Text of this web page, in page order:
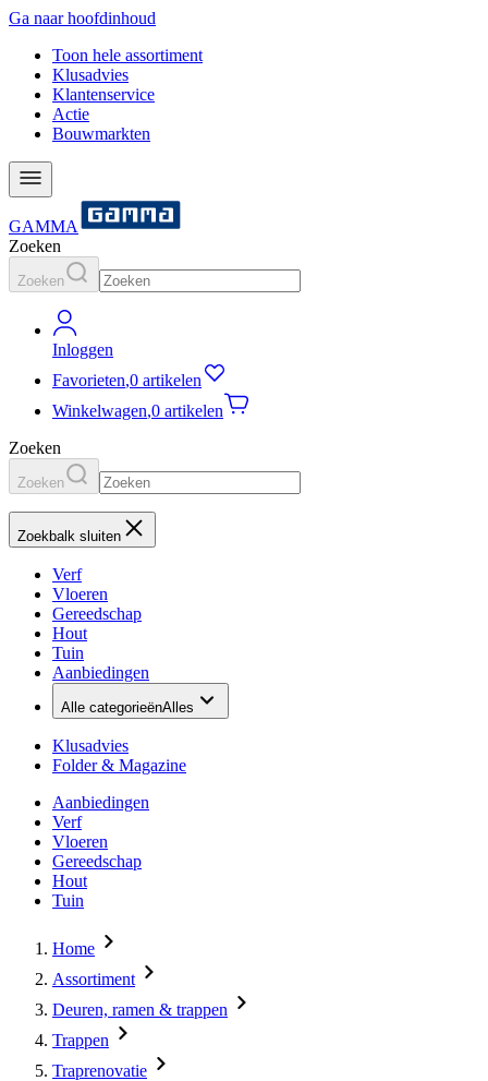
Ga naar hoofdinhoud
Toon hele assortiment
Klusadvies
Klantenservice
Actie
Bouwmarkten
GAMMA
Zoeken
Zoeken
Inloggen
Favorieten,0 artikelen
Winkelwagen,0 artikelen
Zoeken
Zoeken
Zoekbalk sluiten
Verf
Vloeren
Gereedschap
Hout
Tuin
Aanbiedingen
Alle categorieënAlles
Klusadvies
Folder & Magazine
Aanbiedingen
Verf
Vloeren
Gereedschap
Hout
Tuin
Home
Assortiment
Deuren, ramen & trappen
Trappen
Traprenovatie